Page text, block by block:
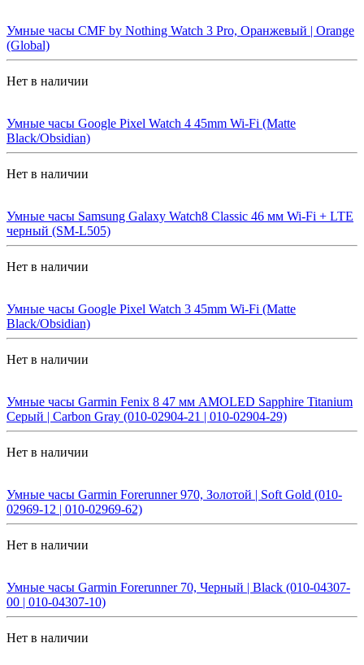
Умные часы CMF by Nothing Watch 3 Pro, Оранжевый | Orange
(Global)
Нет в наличии
Умные часы Google Pixel Watch 4 45mm Wi-Fi (Matte
Black/Obsidian)
Нет в наличии
Умные часы Samsung Galaxy Watch8 Classic 46 мм Wi-Fi + LTE
черный (SM-L505)
Нет в наличии
Умные часы Google Pixel Watch 3 45mm Wi-Fi (Matte
Black/Obsidian)
Нет в наличии
Умные часы Garmin Fenix 8 47 мм AMOLED Sapphire Titanium
Серый | Carbon Gray (010-02904-21 | 010-02904-29)
Нет в наличии
Умные часы Garmin Forerunner 970, Золотой | Soft Gold (010-
02969-12 | 010-02969-62)
Нет в наличии
Умные часы Garmin Forerunner 70, Черный | Black (010-04307-
00 | 010-04307-10)
Нет в наличии